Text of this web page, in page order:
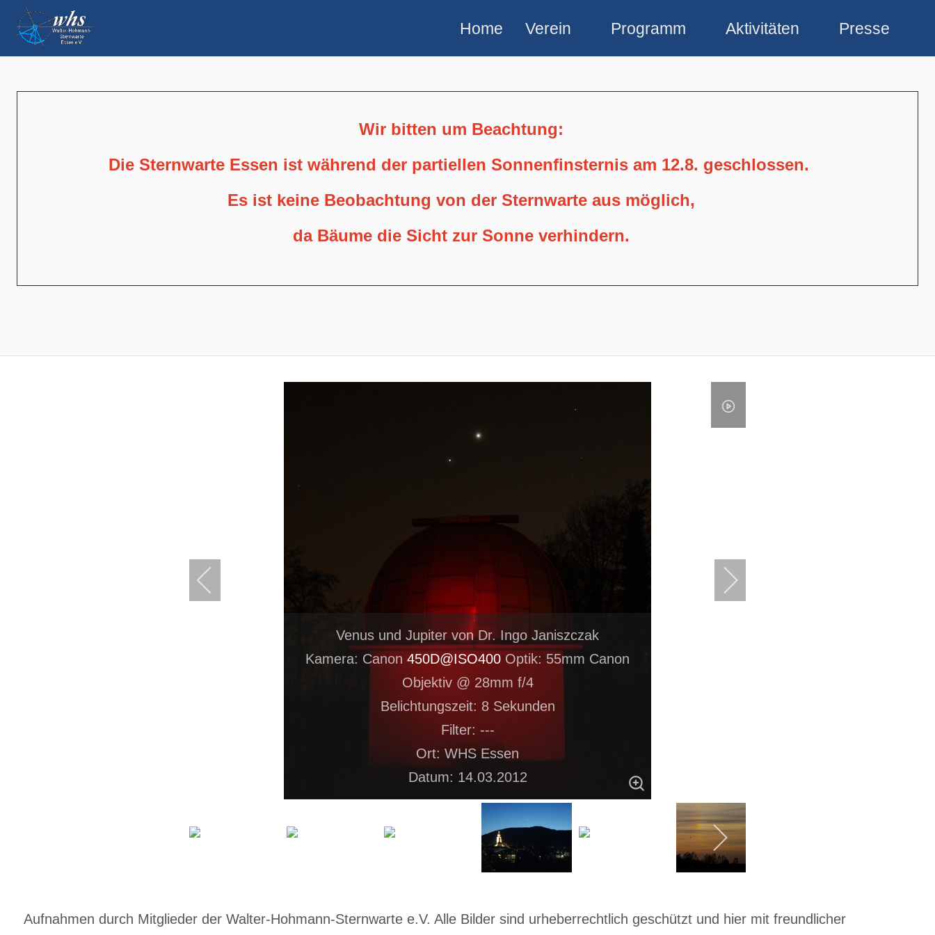
Home Verein Programm Aktivitäten Presse
Wir bitten um Beachtung:
Die Sternwarte Essen ist während der partiellen Sonnenfinsternis am 12.8. geschlossen.
Es ist keine Beobachtung von der Sternwarte aus möglich,
da Bäume die Sicht zur Sonne verhindern.
Venus und Jupiter von Dr. Ingo Janiszczak
Kamera: Canon 450D@ISO400 Optik: 55mm Canon
Objektiv @ 28mm f/4
Belichtungszeit: 8 Sekunden
Filter: ---
Ort: WHS Essen
Datum: 14.03.2012
Aufnahmen durch Mitglieder der Walter-Hohmann-Sternwarte e.V. Alle Bilder sind urheberrechtlich geschützt und hier mit freundlicher